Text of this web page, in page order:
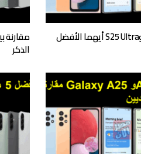
مقارنة بين Galaxy S25 Plus وS25 Ultra أيهما الأفضل
الذكر